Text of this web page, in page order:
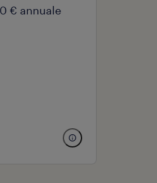
€ annuale